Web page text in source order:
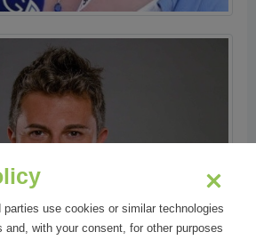
use cookies or similar technologies
and, with your consent, for other purposes